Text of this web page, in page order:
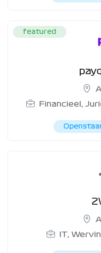
featured
Financieel ,
IT,